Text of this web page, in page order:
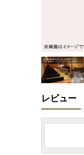
レビュー